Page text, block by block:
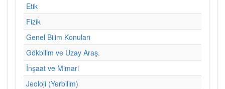
Etik
Fizik
Genel Bilim Konuları
Gökbilim ve Uzay Araş.
İnşaat ve Mimari
Jeoloji (Yerbilim)